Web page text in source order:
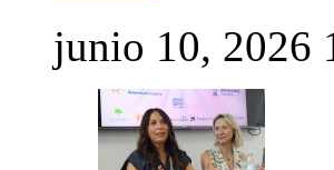
junio 10, 2026